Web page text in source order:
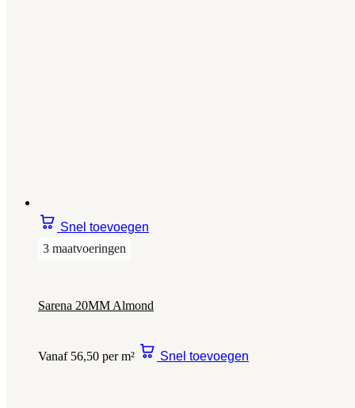
Snel toevoegen
3 maatvoeringen
Sarena 20MM Almond
Vanaf 56,50 per m² Snel toevoegen